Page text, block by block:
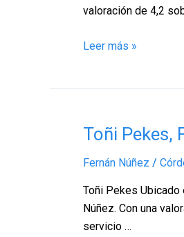
valoración de 4,2
Leer más »
Toñi Pekes,
Fernán Núñez /
Toñi Pekes Ubicado
Núñez. Con una
servicio …
Toñi
Fernán
Núñez
–
Córdoba